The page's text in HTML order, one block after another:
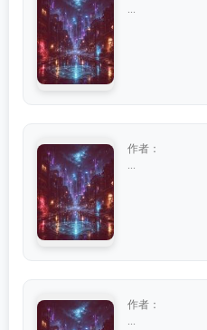
作者：
作者：